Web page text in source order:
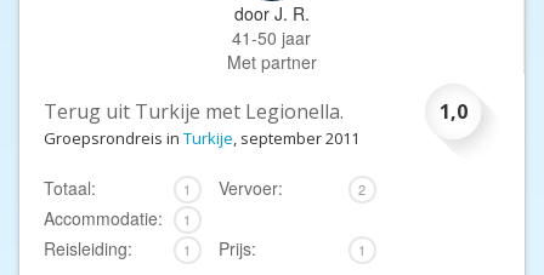
door J. R.
41-50 jaar
Met partner
1,0
Terug uit Turkije met Legionella.
Groepsrondreis in Turkije, september 2011
Totaal: 1 Vervoer: 2
Accommodatie: 1
Reisleiding: 1 Prijs: 1